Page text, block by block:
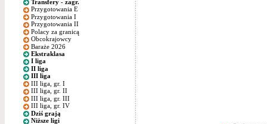
Transfery - zagr.
Przygotowania E
Przygotowania I
Przygotowania II
Polacy za granicą
Obcokrajowcy
Baraże 2026
Ekstraklasa
I liga
II liga
III liga
III liga, gr. I
III liga, gr. II
III liga, gr. III
III liga, gr. IV
Dziś grają
Niższe ligi